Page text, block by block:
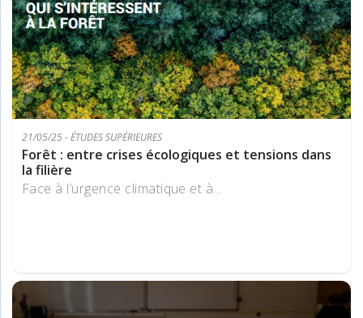
21/05/25 - ÉTUDES SUPÉRIEURES
Forêt : entre crises écologiques et tensions dans
la filière
Face à l’urgence climatique et à...